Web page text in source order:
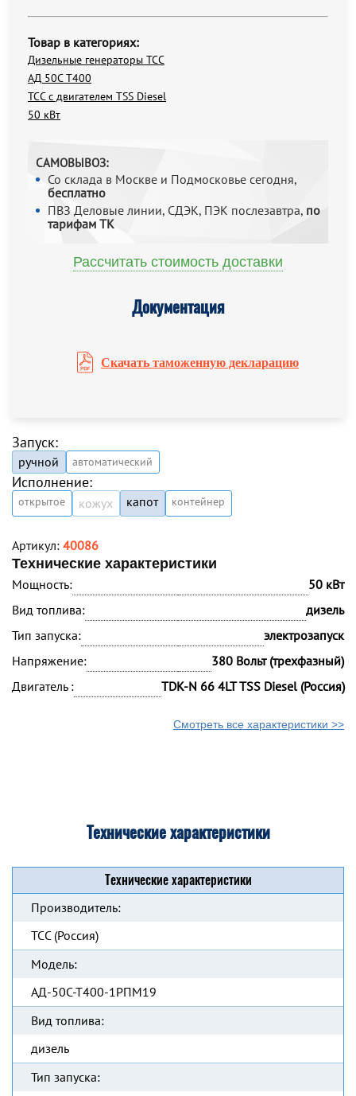
Товар в категориях:
Дизельные генераторы ТСС
АД 50С Т400
ТСС с двигателем TSS Diesel
50 кВт
САМОВЫВОЗ:
Со склада в Москве и Подмосковье сегодня,
бесплатно
ПВЗ Деловые линии, СДЭК, ПЭК послезавтра, по
тарифам ТК
Рассчитать стоимость доставки
Документация
Скачать таможенную декларацию
Запуск:
ручной автоматический
Исполнение:
открытое кожух капот контейнер
Артикул: 40086
Технические характеристики
Мощность:
50 кВт
Вид топлива:
дизель
Тип запуска:
электрозапуск
Напряжение:
380 Вольт (трехфазный)
Двигатель :
TDK-N 66 4LT TSS Diesel (Россия)
Смотреть все характеристики >>
Технические характеристики
Технические характеристики
Производитель:
ТСС (Россия)
Модель:
АД-50С-Т400-1РПМ19
Вид топлива:
дизель
Тип запуска: